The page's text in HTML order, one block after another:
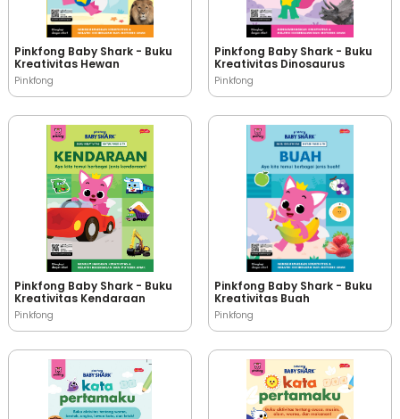
Pinkfong Baby Shark - Buku
Kreativitas Hewan
Pinkfong
Pinkfong Baby Shark - Buku
Kreativitas Dinosaurus
Pinkfong
Pinkfong Baby Shark - Buku
Kreativitas Kendaraan
Pinkfong
Pinkfong Baby Shark - Buku
Kreativitas Buah
Pinkfong